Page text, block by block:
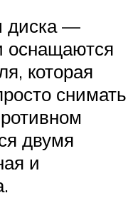
диска —
оснащаются
которая
снимать
двумя
и